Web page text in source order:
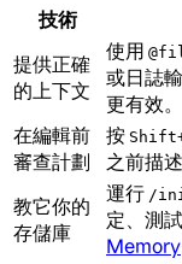
技術
提供正確
的上下文
使用
或日誌
更有效。
在編輯前
審查計劃
按
之前描
教它你的
存儲庫
運行 /
定、測
Memory